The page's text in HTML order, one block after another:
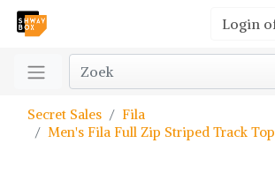
Login
Secret Sales
Fila
Men's Fila Full Zip Striped Track